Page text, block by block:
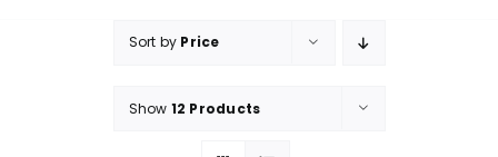
Sort by Price
Show 12 Products